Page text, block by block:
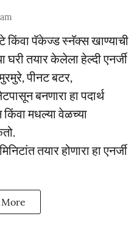
किंवा पॅकेज्ड स्नॅक्स खाण्याची
तयार केलेला हेल्दी एनर्जी
पीनट बटर,
बनणारा हा पदार्थ
मधल्या वेळच्या
तयार होणारा हा एनर्जी
More